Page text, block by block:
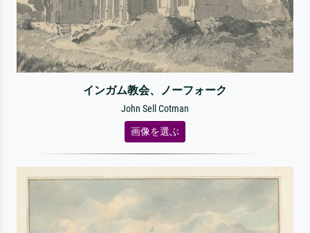
インガム教会、ノーフォーク
John Sell Cotman
画像を選ぶ